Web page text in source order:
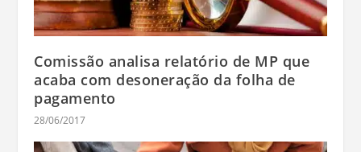
Comissão analisa relatório de MP que
acaba com desoneração da folha de
pagamento
28/06/2017